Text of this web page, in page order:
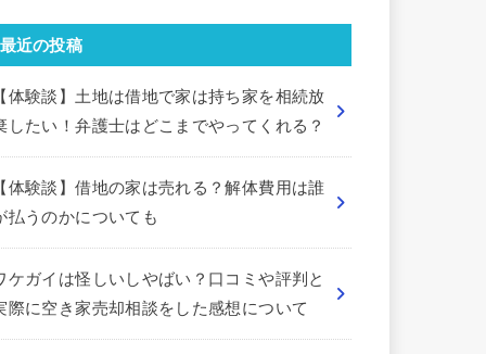
最近の投稿
体験談】土地は借地で家は持ち家を相続放
したい！弁護士はどこまでやってくれる？
体験談】借地の家は売れる？解体費用は誰
払うのかについても
ケガイは怪しいしやばい？口コミや評判と
際に空き家売却相談をした感想について